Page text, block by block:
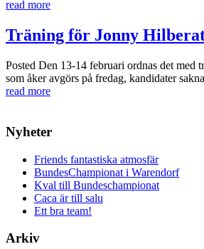
read more
Träning för Jonny
Posted Den 13-14 februari ordnas det med
som åker avgörs på fredag, kandidater
read more
Nyheter
Friends fantastiska atmosfär
BundesChampionat i Warendorf
Kval till Bundeschampionat
Caca är till salu
Ett bra team!
Arkiv